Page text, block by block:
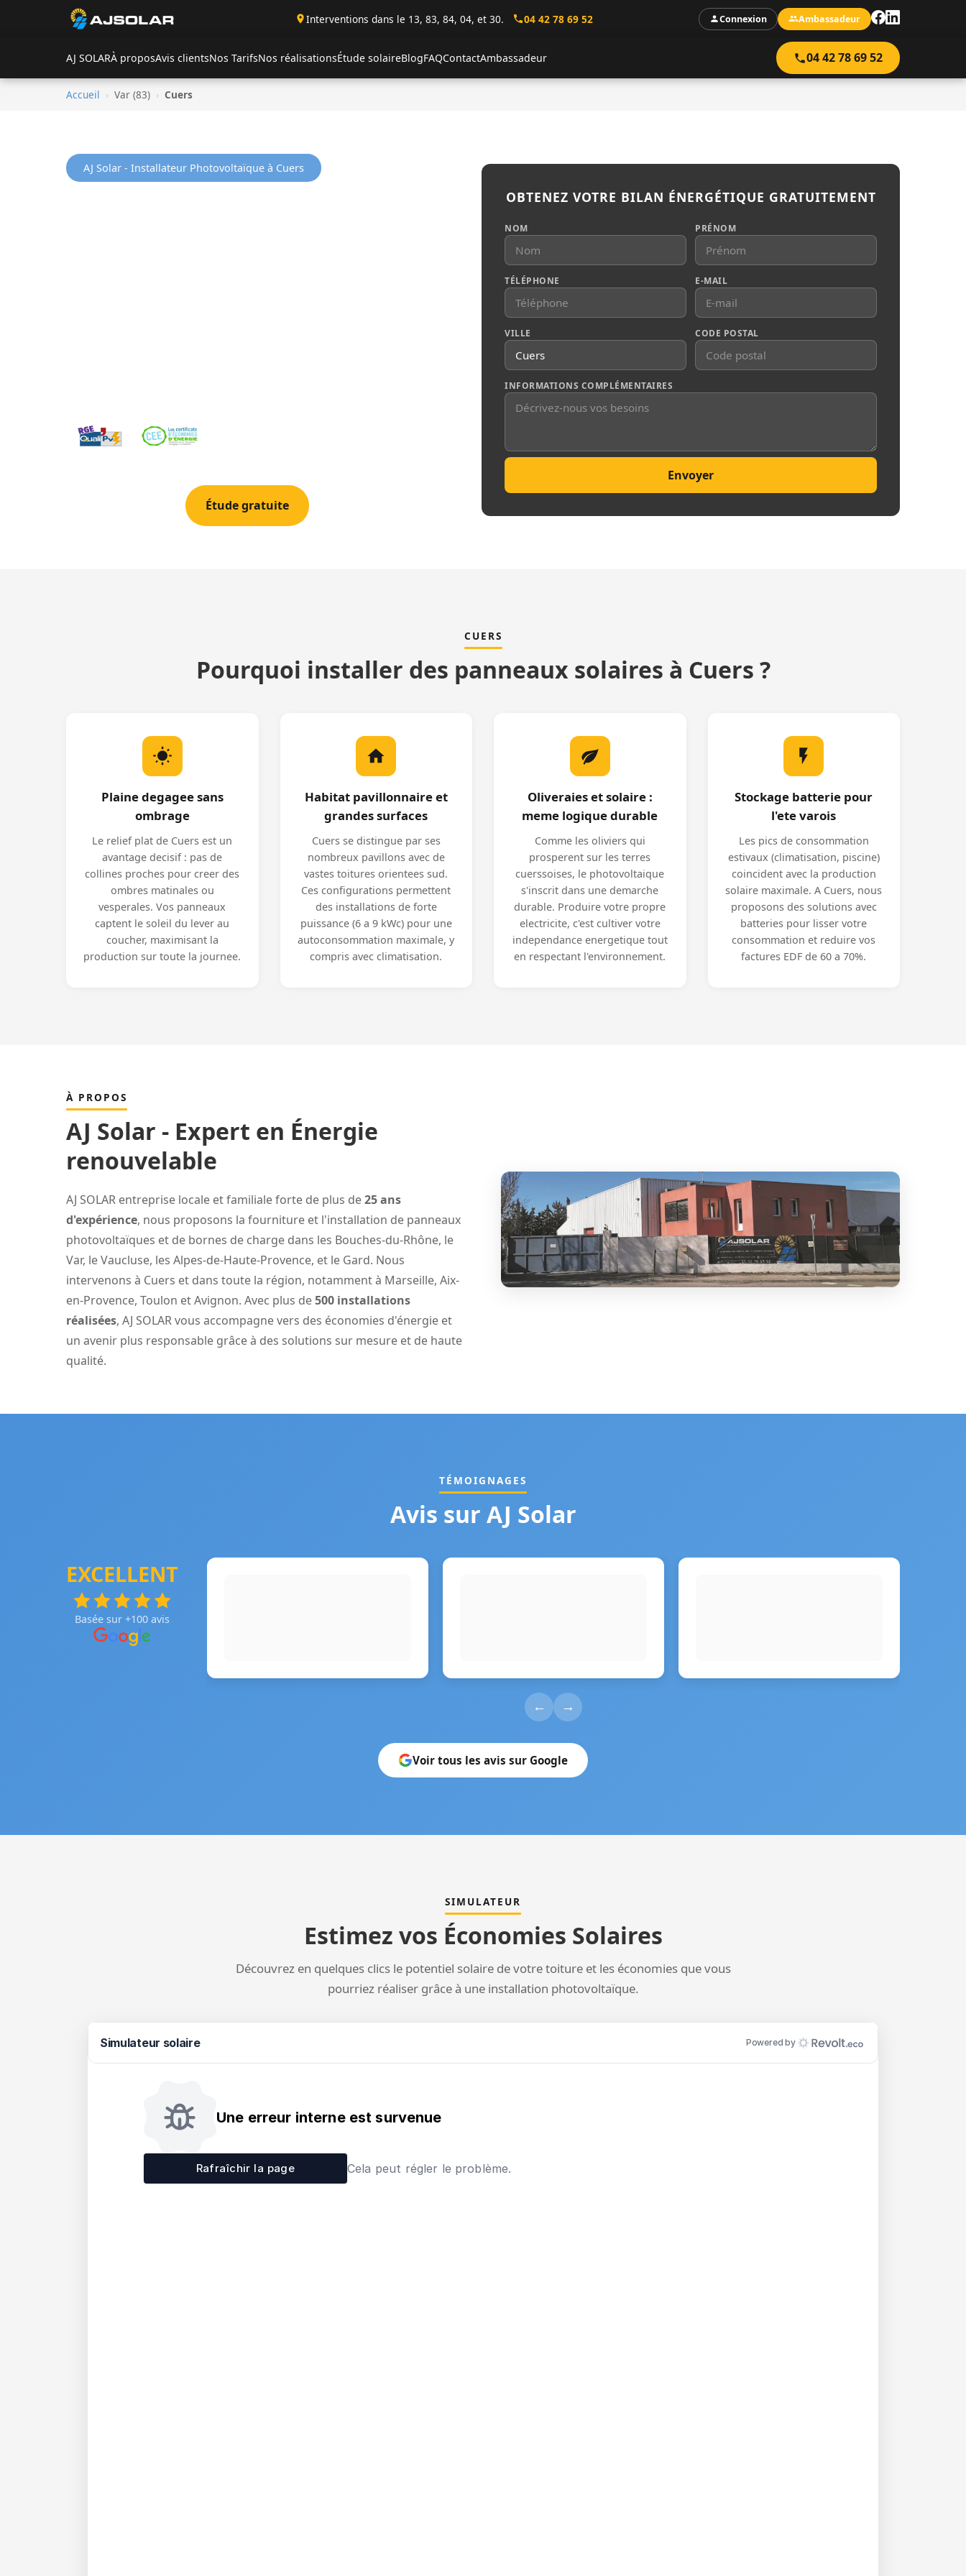
Interventions dans le 13, 83, 84, 04, et 30. 04 42 78 69 52 Connexion Ambassadeur
AJ SOLARÀ proposAvis clientsNos TarifsNos réalisationsÉtude solaireBlogFAQContactAmbassadeur 04 42 78 69 52
Accueil › Var (83) › Cuers
AJ Solar - Installateur Photovoltaïque à Cuers
Étude gratuite
OBTENEZ VOTRE BILAN ÉNERGÉTIQUE GRATUITEMENT
NOM PRÉNOM
TÉLÉPHONE E-MAIL
VILLE CODE POSTAL
INFORMATIONS COMPLÉMENTAIRES
Envoyer
CUERS
Pourquoi installer des panneaux solaires à Cuers ?
Plaine degagee sans
ombrage
Le relief plat de Cuers est un
avantage decisif : pas de
collines proches pour creer des
ombres matinales ou
vesperales. Vos panneaux
captent le soleil du lever au
coucher, maximisant la
production sur toute la journee.
Habitat pavillonnaire et
grandes surfaces
Cuers se distingue par ses
nombreux pavillons avec de
vastes toitures orientees sud.
Ces configurations permettent
des installations de forte
puissance (6 a 9 kWc) pour une
autoconsommation maximale, y
compris avec climatisation.
Oliveraies et solaire :
meme logique durable
Comme les oliviers qui
prosperent sur les terres
cuerssoises, le photovoltaique
s'inscrit dans une demarche
durable. Produire votre propre
electricite, c'est cultiver votre
independance energetique tout
en respectant l'environnement.
Stockage batterie pour
l'ete varois
Les pics de consommation
estivaux (climatisation, piscine)
coincident avec la production
solaire maximale. A Cuers, nous
proposons des solutions avec
batteries pour lisser votre
consommation et reduire vos
factures EDF de 60 a 70%.
À PROPOS
AJ Solar - Expert en Énergie
renouvelable
AJ SOLAR entreprise locale et familiale forte de plus de25 ans
d'expérience, nous proposons la fourniture et l'installation de panneaux
photovoltaïques et de bornes de charge dans les Bouches-du-Rhône, le
Var, le Vaucluse, les Alpes-de-Haute-Provence, et le Gard. Nous
intervenons à Cuers et dans toute la région, notamment à Marseille, Aix-
en-Provence, Toulon etAvignon. Avec plus de500 installations
réalisées, AJ SOLAR vous accompagne vers des économies d'énergie et
un avenir plus responsable grâce à des solutions sur mesure et de haute
qualité.
TÉMOIGNAGES
Avis sur AJ Solar
EXCELLENT
Basée sur +100 avis
← →
Voir tous les avis sur Google
SIMULATEUR
Estimez vos Économies Solaires
Découvrez en quelques clics le potentiel solaire de votre toiture et les économies que vous
pourriez réaliser grâce à une installation photovoltaïque.